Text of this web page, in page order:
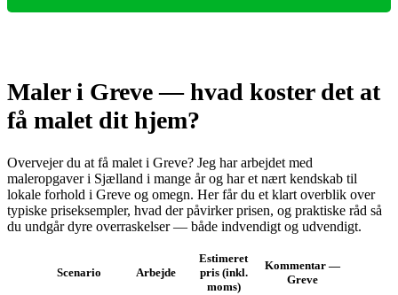
Maler i Greve — hvad koster det at
få malet dit hjem?
Overvejer du at få malet i Greve? Jeg har arbejdet med
maleropgaver i Sjælland i mange år og har et nært kendskab til
lokale forhold i Greve og omegn. Her får du et klart overblik over
typiske priseksempler, hvad der påvirker prisen, og praktiske råd så
du undgår dyre overraskelser — både indvendigt og udvendigt.
Scenario Arbejde
Estimeret
pris (inkl.
moms)
Kommentar —
Greve